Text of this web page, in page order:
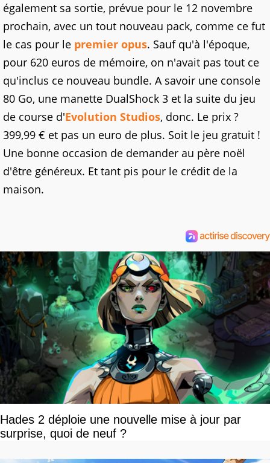
également sa sortie, prévue pour le 12 novembre
prochain, avec un tout nouveau pack, comme ce fut
le cas pour le premier opus. Sauf qu'à l'époque,
pour 620 euros de mémoire, on n'avait pas tout ce
qu'inclus ce nouveau bundle. A savoir une console
80 Go, une manette DualShock 3 et la suite du jeu
de course d'Evolution Studios, donc. Le prix ?
399,99 € et pas un euro de plus. Soit le jeu gratuit !
Une bonne occasion de demander au père noël
d'être généreux. Et tant pis pour le crédit de la
maison.
Hades 2 déploie une nouvelle mise à jour par
surprise, quoi de neuf ?